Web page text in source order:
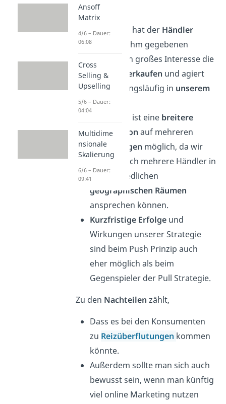
Prinzips.
Zum einen hat der Händler
durch die ihm gegebenen
ein großes Interesse die
Ware zu
verkaufen und agiert
somit zwangsläufig in unserem
Interesse.
Außerdem ist eine breitere
Distribution auf mehreren
Absatzwegen möglich, da wir
ganz einfach mehrere Händler in
unterschiedlichen
geographischen Räumen
ansprechen können.
Kurzfristige Erfolgeund
Wirkungen unserer Strategie
sind beim Push Prinzip auch
eher möglich als beim
Gegenspieler der Pull Strategie.
Zu den Nachteilen zählt,
Dass es bei den Konsumenten
zu Reizüberflutungen kommen
könnte.
Außerdem sollte man sich auch
bewusst sein, wenn man künftig
viel online Marketing nutzen
Ansoff
Matrix
4/6 – Dauer:
06:08
Cross
Selling &
Upselling
5/6 – Dauer:
04:04
Multidime
nsionale
Skalierung
6/6 – Dauer:
09:41